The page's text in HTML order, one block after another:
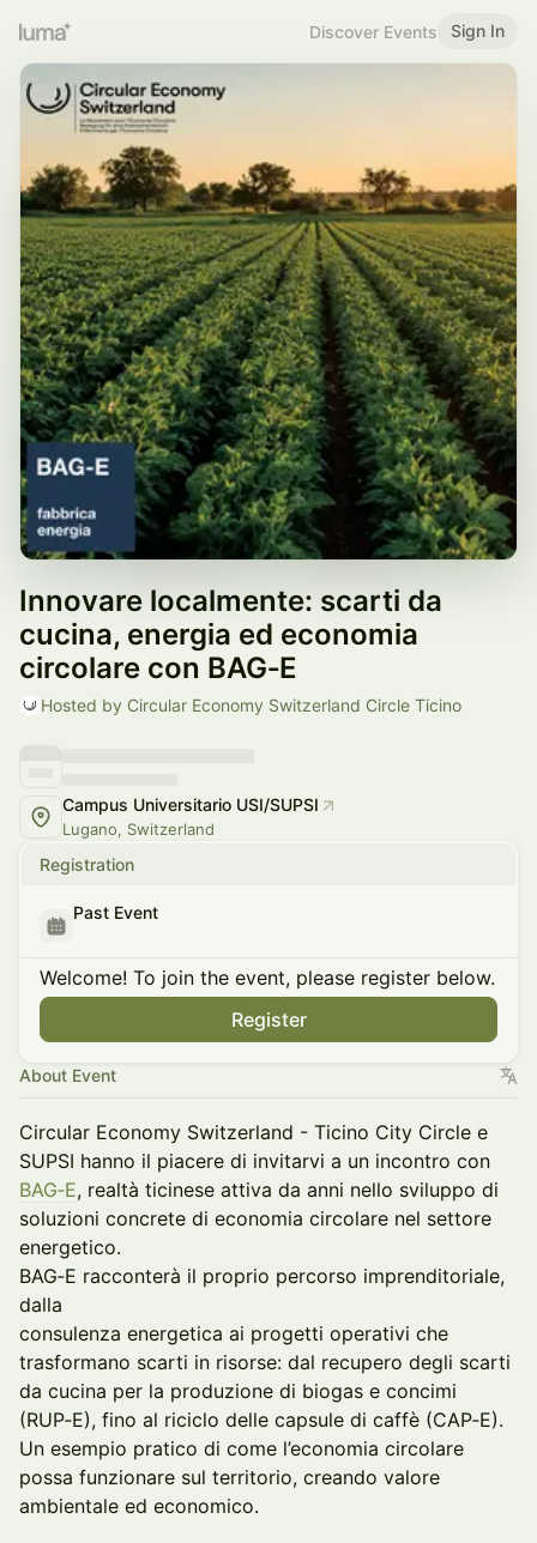
Discover Events Sign In
Innovare localmente: scarti da
cucina, energia ed economia
circolare con BAG‑E
Hosted by Circular Economy Switzerland Circle Ticino
Campus Universitario USI/SUPSI
Lugano, Switzerland
Registration
Past Event
Welcome! To join the event, please register below.
Register
About Event
Circular Economy Switzerland - Ticino City Circle e
SUPSI hanno il piacere di invitarvi a un incontro con
BAG‑E, realtà ticinese attiva da anni nello sviluppo di
soluzioni concrete di economia circolare nel settore
energetico.
BAG‑E racconterà il proprio percorso imprenditoriale,
dalla
consulenza energetica ai progetti operativi che
trasformano scarti in risorse: dal recupero degli scarti
da cucina per la produzione di biogas e concimi
(RUP‑E), fino al riciclo delle capsule di caffè (CAP‑E).
Un esempio pratico di come l’economia circolare
possa funzionare sul territorio, creando valore
ambientale ed economico.